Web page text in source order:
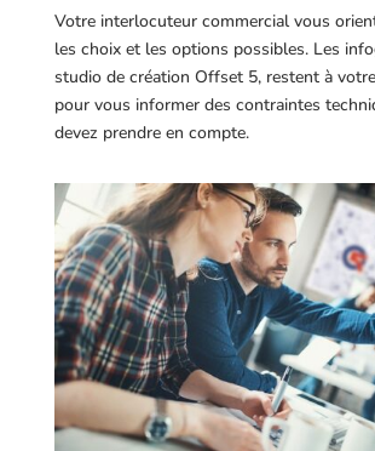
Votre interlocuteur commercial vous
les choix et les options possibles. Les
studio de création Offset 5, restent à
pour vous informer des contraintes
devez prendre en compte.